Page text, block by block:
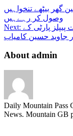
گھر بیٹھے تنخواہیں
وصول کر رہےہیں
Next:
جاوید حسین کامیاب
About admin
Daily Mountain Pass
News. Mountain GB